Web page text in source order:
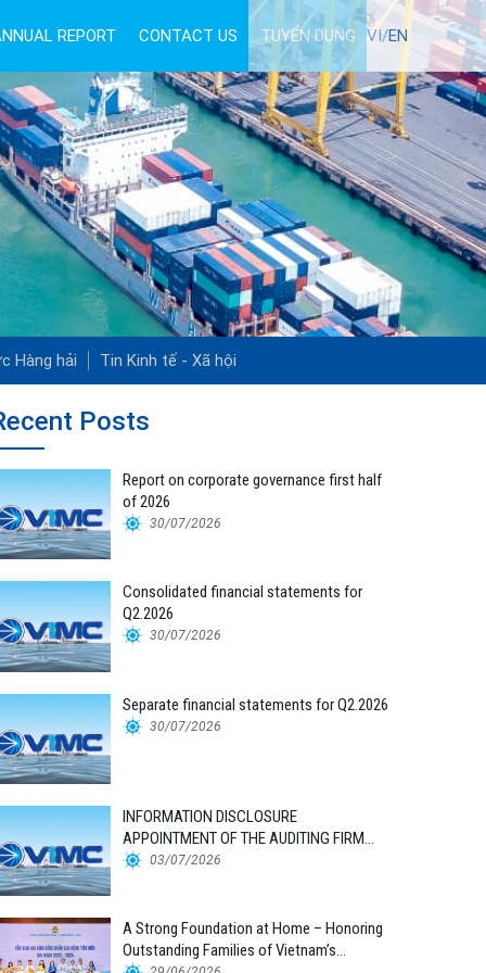
REPORT CONTACT US TUYỂN DỤNG VI/EN
Hàng hải Tin Kinh tế - Xã hội
Posts
Report on corporate governance first half
of 2026
30/07/2026
Consolidated financial statements for
Q2.2026
30/07/2026
Separate financial statements for Q2.2026
30/07/2026
INFORMATION DISCLOSURE
APPOINTMENT OF THE AUDITING FIRM
FOR THE 2026 FINANCIAL STATEMENTS
03/07/2026
A Strong Foundation at Home – Honoring
Outstanding Families of Vietnam’s